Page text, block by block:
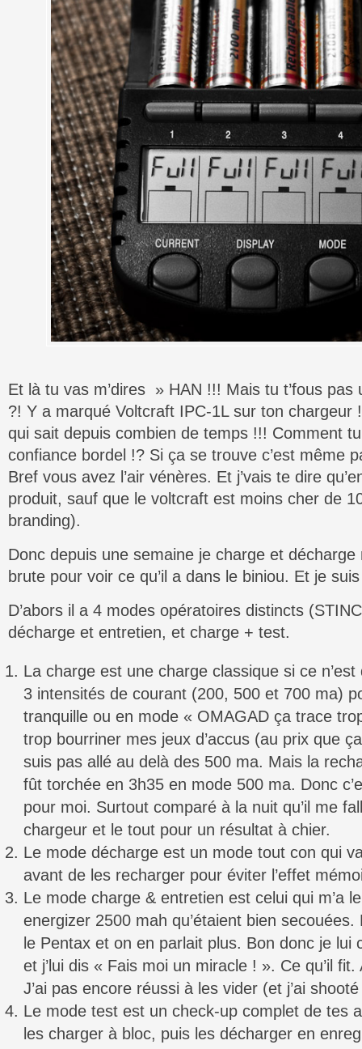
Et là tu vas m’dires » HAN !!! Mais tu t’fous pas
?! Y a marqué Voltcraft IPC-1L sur ton chargeur
qui sait depuis combien de temps !!! Comment
confiance bordel !? Si ça se trouve c’est même
Bref vous avez l’air vénères. Et j’vais te dire
produit, sauf que le voltcraft est moins cher de
branding).
Donc depuis une semaine je charge et
brute pour voir ce qu’il a dans le biniou. Et je
D’abors il a 4 modes opératoires distincts
décharge et entretien, et charge + test.
La charge est une charge classique si ce
3 intensités de courant (200, 500 et 700 ma)
tranquille ou en mode « OMAGAD ça trace
trop bourriner mes jeux d’accus (au prix que
suis pas allé au delà des 500 ma. Mais la
fût torchée en 3h35 en mode 500 ma. Donc
pour moi. Surtout comparé à la nuit qu’il me
chargeur et le tout pour un résultat à chier.
Le mode décharge est un mode tout con qui
avant de les recharger pour éviter l’effet
Le mode charge & entretien est celui qui m’a
energizer 2500 mah qu’étaient bien
le Pentax et on en parlait plus. Bon donc je lui
et j’lui dis « Fais moi un miracle ! ». Ce qu’il fit.
J’ai pas encore réussi à les vider (et j’ai
Le mode test est un check-up complet de tes
les charger à bloc, puis les décharger en